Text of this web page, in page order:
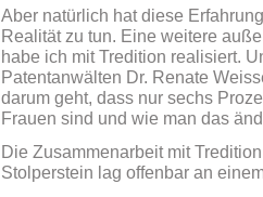
Aber natürlich hat diese
Realität zu tun. Eine weitere
habe ich mit Tredition realisiert.
Patentanwälten Dr. Renate
darum geht, dass nur sechs
Frauen sind und wie man das
Die Zusammenarbeit mit
Stolperstein lag offenbar an